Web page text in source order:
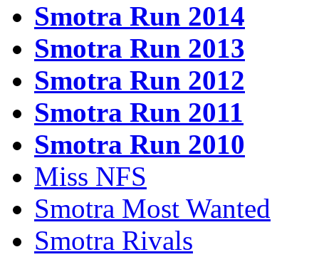
Smotra Run 2014
Smotra Run 2013
Smotra Run 2012
Smotra Run 2011
Smotra Run 2010
Miss NFS
Smotra Most Wanted
Smotra Rivals